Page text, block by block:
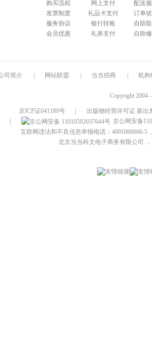
购买流程
发票制度
服务协议
会员优惠
网上支付
礼品卡支付
银行转账
礼券支付
配送
订单
自助
自助
司简介 网站联盟 当当招商 机构
Copyright 2004
京ICP证041189号
出版物经营许可证 新出
京公网安备
互联网违法和不良信息举报电话：4001066666-5
北京当当科文电子商务有限公司